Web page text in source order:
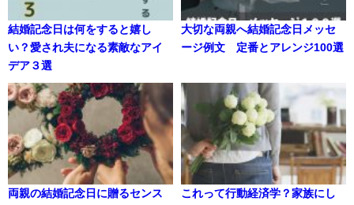
結婚記念日は何をすると嬉し
い？愛され夫になる素敵なアイ
デア３選
大切な両親へ結婚記念日メッセ
ージ例文 定番とアレンジ100選
両親の結婚記念日に贈るセンス
これって行動経済学？家族にし